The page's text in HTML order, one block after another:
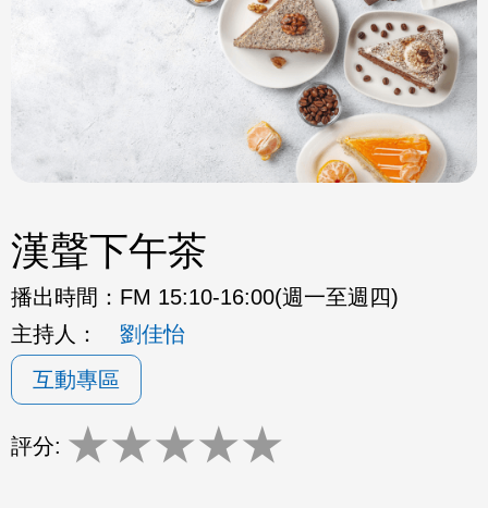
漢聲下午茶
播出時間： FM 15:10-16:00(週一至週四)
主持人：
劉佳怡
互動專區
評分: ★★★★★